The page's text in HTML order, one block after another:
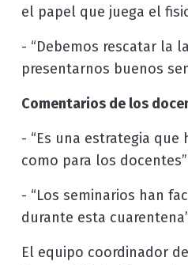
el papel que juega el
- “Debemos rescatar la
presentarnos buenos
Comentarios de los
- “Es una estrategia
como para los docentes”
- “Los seminarios han
durante esta
El equipo coordinador